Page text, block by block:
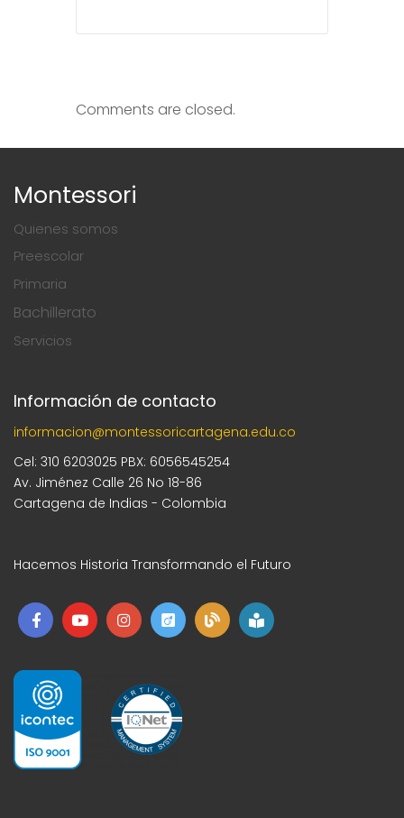
Comments are closed.
Montessori
Quienes somos
Preescolar
Primaria
Bachillerato
Servicios
Información de contacto
informacion@montessoricartagena.edu.co
Cel: 310 6203025 PBX: 6056545254
Av. Jiménez Calle 26 No 18-86
Cartagena de Indias - Colombia
Hacemos Historia Transformando el Futuro